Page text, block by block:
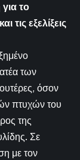
το
τις εξελίξεις
των
όσον
πτυχών του
της
Σε
με τον